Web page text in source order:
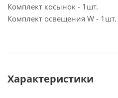
Комплект косынок - 1шт.
Комплект освещения W - 1шт.
Характеристики